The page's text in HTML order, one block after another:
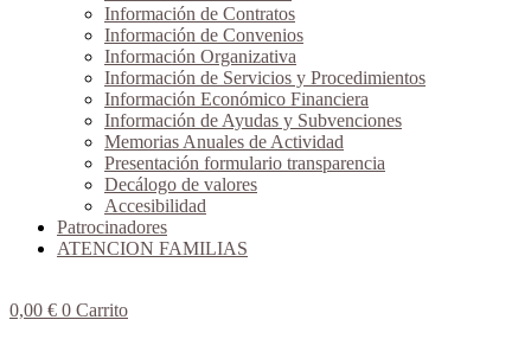
Información de Contratos
Información de Convenios
Información Organizativa
Información de Servicios y Procedimientos
Información Económico Financiera
Información de Ayudas y Subvenciones
Memorias Anuales de Actividad
Presentación formulario transparencia
Decálogo de valores
Accesibilidad
Patrocinadores
ATENCION FAMILIAS
0,00 € 0 Carrito